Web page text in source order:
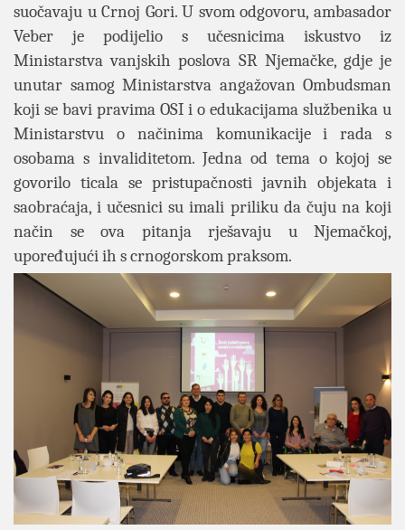
suočavaju u Crnoj Gori. U svom odgovoru, ambasador
Veber je podijelio s učesnicima iskustvo iz
Ministarstva vanjskih poslova SR Njemačke, gdje je
unutar samog Ministarstva angažovan Ombudsman
koji se bavi pravima OSI i o edukacijama službenika u
Ministarstvu o načinima komunikacije i rada s
osobama s invaliditetom. Jedna od tema o kojoj se
govorilo ticala se pristupačnosti javnih objekata i
saobraćaja, i učesnici su imali priliku da čuju na koji
način se ova pitanja rješavaju u Njemačkoj,
upoređujući ih s crnogorskom praksom.